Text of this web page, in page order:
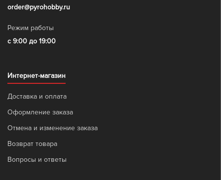
order@pyrohobby.ru
Режим работы
с 9:00 до 19:00
Интернет-магазин
Доставка и оплата
Оформление заказа
Отмена и изменение заказа
Возврат товара
Вопросы и ответы